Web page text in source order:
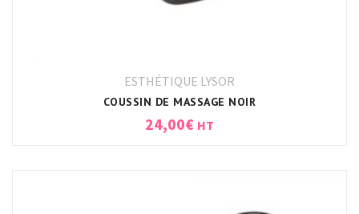
ESTHÉTIQUE LYSOR
COUSSIN DE MASSAGE NOIR
24,00€ HT